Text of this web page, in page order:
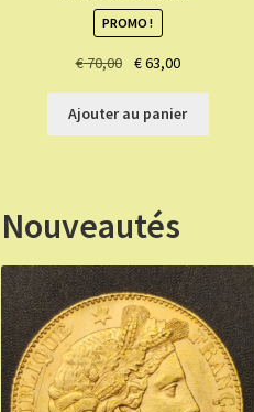
PROMO !
€70,00
Le
initial
était :
€63,00Le
actuel
est :
Ajouter au panier
Nouveautés